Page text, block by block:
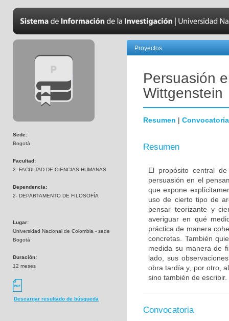
Sede:
Bogotá
Facultad:
2- FACULTAD DE CIENCIAS HUMANAS
Dependencia:
2- DEPARTAMENTO DE FILOSOFÍA
Lugar:
Universidad Nacional de Colombia - sede
Bogotá
Duración:
12 meses
Descargar resultado de búsqueda
Proyectos
Persuasión
Wittgenstein
Resumen | Convocatoria
Resumen
El propósito central
persuasión en el
que expone
uso de cierto tipo de
pensar teorizante y
averiguar en qué
práctica de manera
concretas. También
medida su manera de
lado, sus
obra tardía y, por otro,
sino también de escribir.
Convocatoria